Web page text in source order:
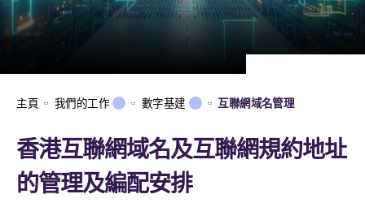
主頁 我們的工作 數字基建 互聯網域名管理
香港互聯網域名及互聯網規約地址
的管理及編配安排